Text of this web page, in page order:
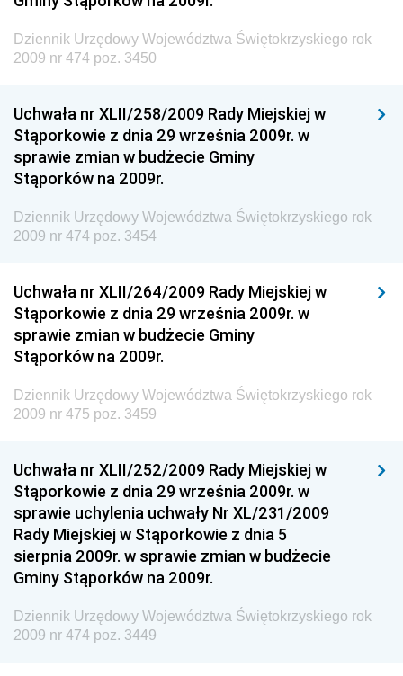
Środowiska
Dziennik Urzędowy Ministerstwa Administracji i
Gospodarki Przestrzennej
Dziennik Urzędowy Unii Europejskiej, L
Dziennik Urzędowy Ministerstwa Komunikacji
Dziennik Urzędowy Ministerstwa Przemysłu
Dziennik Urzędowy Ministerstwa Rolnictwa i
Gospodarki Żywnościowej
Dziennik Urzędowy Ministra Rodziny, Pracy i Polityki
Społecznej
Dziennik Urzędowy Ministra Cyfryzacji
Budownictwa
Dziennik Urzędowy Ministra Gospodarki Morskiej i
Żeglugi Śródlądowej
Dziennik Urzędowy Ministra Energii
Dziennik Urzędowy Ministra Sprawiedliwości
Dziennik Urzędowy Województwa Świętokrzyskiego rok
2009 nr 474 poz. 3450
Uchwała nr XLII/258/2009 Rady Miejskiej w
Stąporkowie z dnia 29 września 2009r. w
sprawie zmian w budżecie Gminy
Stąporków na 2009r.
Dziennik Urzędowy Województwa Świętokrzyskiego rok
2009 nr 474 poz. 3454
Uchwała nr XLII/264/2009 Rady Miejskiej w
Stąporkowie z dnia 29 września 2009r. w
sprawie zmian w budżecie Gminy
Stąporków na 2009r.
Dziennik Urzędowy Województwa Świętokrzyskiego rok
2009 nr 475 poz. 3459
Uchwała nr XLII/252/2009 Rady Miejskiej w
Stąporkowie z dnia 29 września 2009r. w
sprawie uchylenia uchwały Nr XL/231/2009
Rady Miejskiej w Stąporkowie z dnia 5
sierpnia 2009r. w sprawie zmian w budżecie
Gminy Stąporków na 2009r.
Dziennik Urzędowy Województwa Świętokrzyskiego rok
2009 nr 474 poz. 3449